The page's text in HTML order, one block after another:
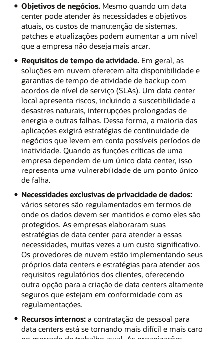
Objetivos de negócios.Mesmo quando um data
center pode atender às necessidades e objetivos
atuais, os custos de manutenção de sistemas,
patches e atualizações podem aumentar a um nível
que a empresa não deseja mais arcar.
Requisitos de tempo de atividade.Em geral, as
soluções em nuvem oferecem alta disponibilidade e
garantias de tempo de atividade de backup com
acordos de nível de serviço (SLAs). Um data center
local apresenta riscos, incluindo a suscetibilidade a
desastres naturais, interrupções prolongadas de
energia e outras falhas. Dessa forma, a maioria das
aplicações exigirá estratégias de continuidade de
negócios que levem em conta possíveis períodos de
inatividade. Quando as funções críticas de uma
empresa dependem de um único data center, isso
representa uma vulnerabilidade de um ponto único
de falha.
Necessidades exclusivas de privacidade de dados:
vários setores são regulamentados em termos de
onde os dados devem ser mantidos e como eles são
protegidos. As empresas elaboraram suas
estratégias de data center para atender a essas
necessidades, muitas vezes a um custo significativo.
Os provedores de nuvem estão implementando seus
próprios data centers e estratégias para atender aos
requisitos regulatórios dos clientes, oferecendo
outra opção para a criação de data centers altamente
seguros que estejam em conformidade com as
regulamentações.
Recursos internos:a contratação de pessoal para
data centers está se tornando mais difícil e mais caro